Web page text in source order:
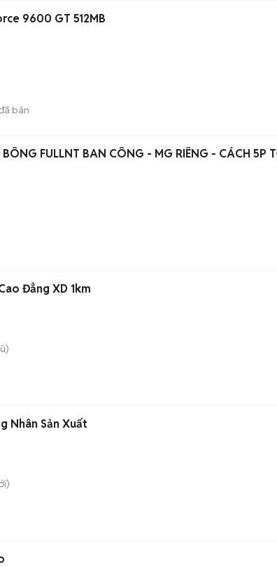
9600 GT 512MB
bán
FULLNT BAN CÔNG - MG RIÊNG - CÁCH 5P
Đẳng XD 1km
Nhân Sản Xuất